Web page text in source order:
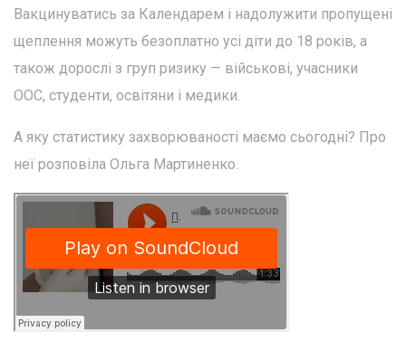
Вакцинуватись за Календарем і надолужити пропущені
щеплення можуть безоплатно усі діти до 18 років, а
також дорослі з груп ризику — військові, учасники
ООС, студенти, освітяни і медики.
А яку статистику захворюваності маємо сьогодні? Про
неї розповіла Ольга Мартиненко.